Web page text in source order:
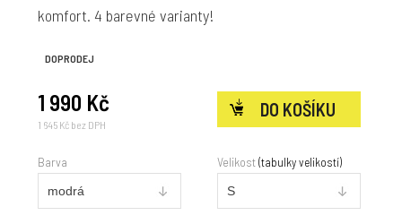
komfort. 4 barevné varianty!
DOPRODEJ
1 990 Kč
1 645 Kč bez DPH
Barva Velikost(tabulky velikostí)